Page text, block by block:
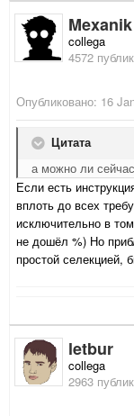
Mexanik
collega
4572
Опубликовано: 16
Цитата
а можно ли
Если есть
вплоть до всех
исключительно в
не дошёл %) Но
простой селекцией,
letbur
collega
2963